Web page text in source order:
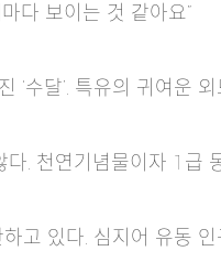
다 보이는 것 같아요”
‘수달’. 특유의 귀여운
. 천연기념물이자 1급
하고 있다. 심지어 유동